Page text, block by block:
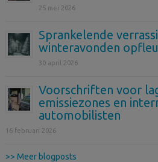
25 mei 2026
Sprankelende
winteravonden
30 april 2026
Voorschriften voor
emissiezones en
automobilisten
16 februari 2026
>> Meer blogposts